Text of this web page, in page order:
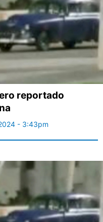
reportado
- 3:43pm